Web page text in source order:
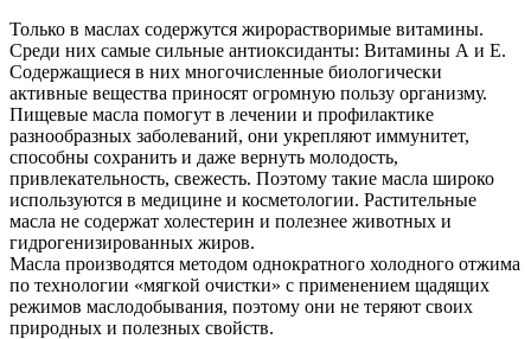
Только в маслах содержутся жирорастворимые витамины.
Среди них самые сильные антиоксиданты: Витамины А и Е.
Содержащиеся в них многочисленные биологически
активные вещества приносят огромную пользу организму.
Пищевые масла помогут в лечении и профилактике
разнообразных заболеваний, они укрепляют иммунитет,
способны сохранить и даже вернуть молодость,
привлекательность, свежесть. Поэтому такие масла широко
используются в медицине и косметологии. Растительные
масла не содержат холестерин и полезнее животных и
гидрогенизированных жиров.
Масла производятся методом однократного холодного отжима
по технологии «мягкой очистки» с применением щадящих
режимов маслодобывания, поэтому они не теряют своих
природных и полезных свойств.